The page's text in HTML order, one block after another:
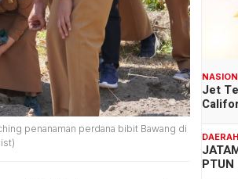
penanaman perdana bibit Bawang di
Jet